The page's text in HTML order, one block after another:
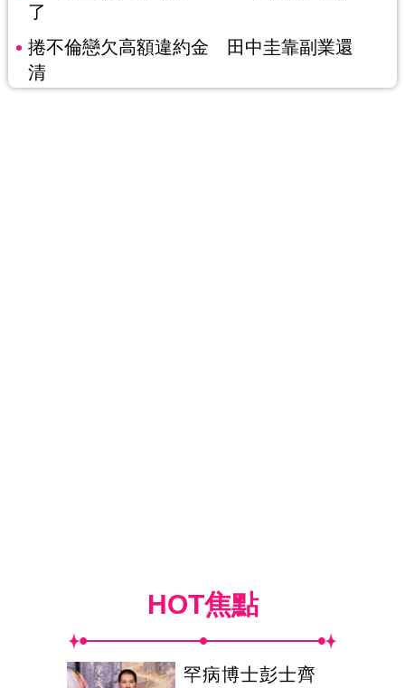
了
捲不倫戀欠高額違約金 田中圭靠副業還
清
HOT焦點
罕病博士彭士齊